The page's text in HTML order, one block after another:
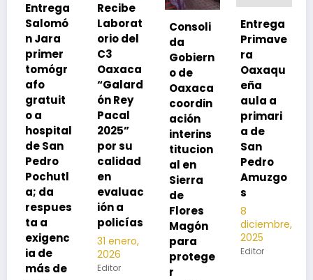
Recibe
Laborat
orio del
C3
Oaxaca
“Galard
ón Rey
Pacal
2025”
por su
calidad
en
evaluac
ión a
policías
31 enero,
2026
Editor
Consoli
da
Gobiern
o de
Oaxaca
coordin
ación
interins
titucion
al en
Sierra
de
Flores
Magón
para
protege
r
Entrega
Primave
ra
Oaxaqu
eña
aula a
primari
a de
San
Pedro
Amuzgo
s
8
diciembre,
2025
Editor
Exhorta
SSO a
vacuna
rse de
neumoc
oco
para
preveni
r la
neumon
ía
13
noviembre,
2025
Editor